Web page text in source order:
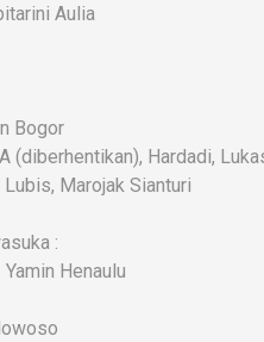
Aulia
Bogor
(diberhentikan), Hardadi,
Marojak Sianturi
:
Henaulu